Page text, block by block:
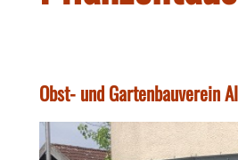
Obst- und Gartenbauverein